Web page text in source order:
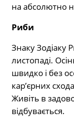
на абсолютно
Риби
Знаку Зодіаку
листопаді.
швидко і без
кар’єрних
Живіть в
відбувається.